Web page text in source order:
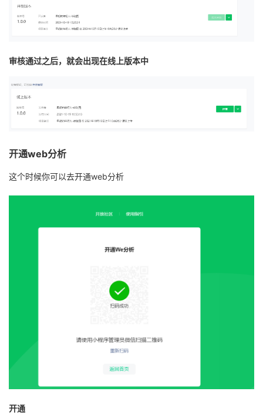
审核通过之后，就会出现在线上版本中
开通web分析
这个时候你可以去开通web分析
开通